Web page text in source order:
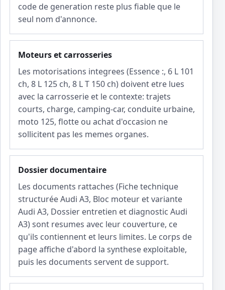
code de generation reste plus fiable que le
seul nom d'annonce.
Moteurs et carrosseries
Les motorisations integrees (Essence :, 6 L 101
ch, 8 L 125 ch, 8 L T 150 ch) doivent etre lues
avec la carrosserie et le contexte: trajets
courts, charge, camping-car, conduite urbaine,
moto 125, flotte ou achat d'occasion ne
sollicitent pas les memes organes.
Dossier documentaire
Les documents rattaches (Fiche technique
structurée Audi A3, Bloc moteur et variante
Audi A3, Dossier entretien et diagnostic Audi
A3) sont resumes avec leur couverture, ce
qu'ils contiennent et leurs limites. Le corps de
page affiche d'abord la synthese exploitable,
puis les documents servent de support.